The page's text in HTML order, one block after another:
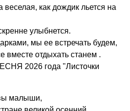
веселая, как дождик льется на
улыбнется.
мы ее встречать будем,
вместе отдыхать станем .
2026 года "Листочки
малыши,